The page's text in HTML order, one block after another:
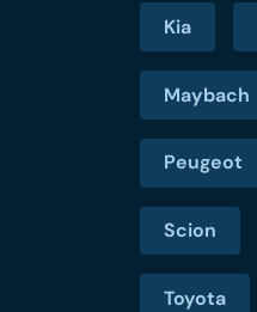
Kia
Maybach
Peugeot
Scion
Toyota